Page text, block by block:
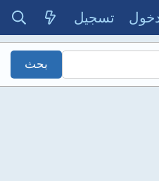
تسجيل